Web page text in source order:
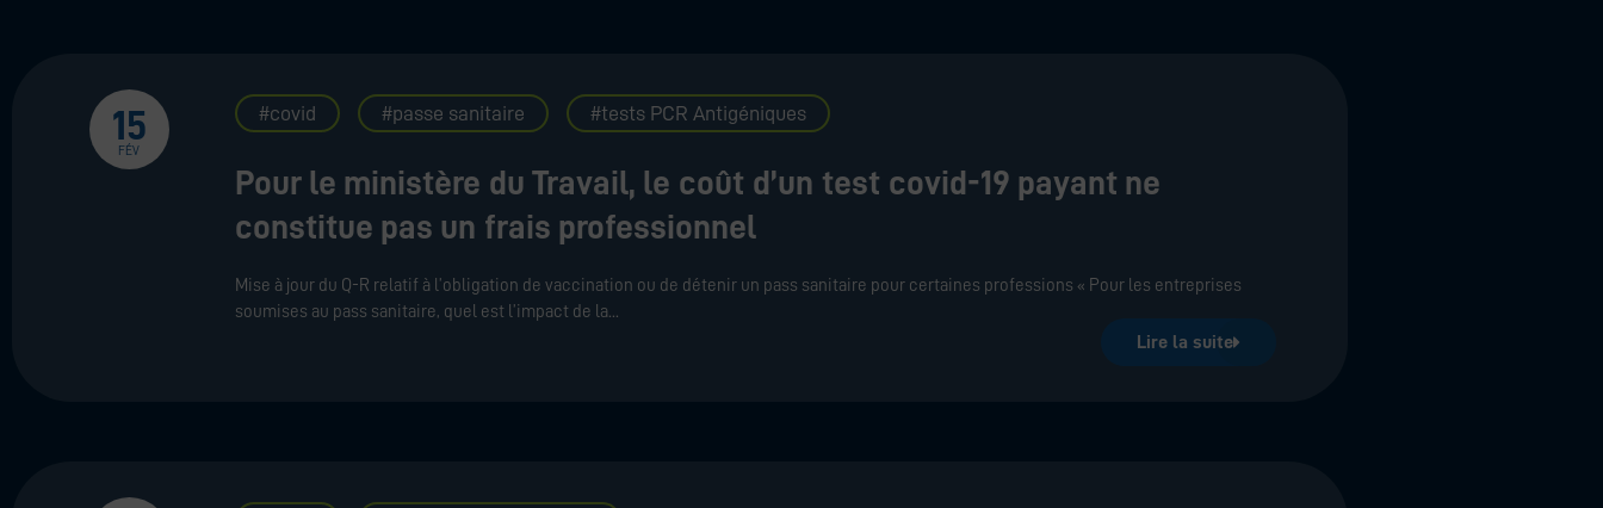
15
FÉV
covid passe sanitaire tests PCR Antigéniques
Pour le ministère du Travail, le coût d’un test covid-19 payant ne
constitue pas un frais professionnel
Mise à jour du Q-R relatif à l’obligation de vaccination ou de détenir un pass sanitaire pour certaines professions « Pour les entreprises
soumises au pass sanitaire, quel est l’impact de la
Lire la suite